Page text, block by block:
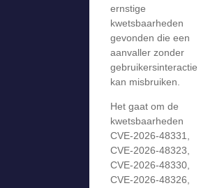
ernstige
kwetsbaarheden
gevonden die een
aanvaller zonder
gebruikersinteractie
kan misbruiken.
Het gaat om de
kwetsbaarheden
CVE-2026-48331,
CVE-2026-48323,
CVE-2026-48330,
CVE-2026-48326,